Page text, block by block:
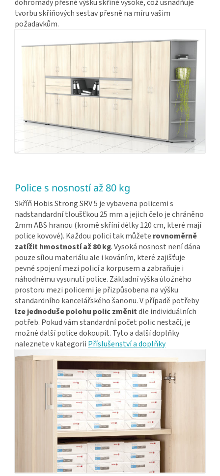
dohromady přesně výšku skříně vysoké, což usnadňuje
tvorbu skříňových sestav přesně na míru vašim
požadavkům.
Police s nosností až 80 kg
Skříň Hobis Strong SRV 5 je vybavena policemi s
nadstandardní tloušťkou 25 mm a jejich čelo je chráněno
2mm ABS hranou (kromě skříní délky 120 cm, které mají
police kovové). Každou polici tak můžete rovnoměrně
zatížit hmostností až 80 kg. Vysoká nosnost není dána
pouze sílou materiálu ale i kováním, které zajišťuje
pevné spojení mezi policí a korpusem a zabraňuje i
náhodnému vysunutí police. Základní výška úložného
prostoru mezi policemi je přizpůsobena na výšku
standardního kancelářského šanonu. V případě potřeby
lze jednoduše polohu polic změnitdle individuálních
potřeb. Pokud vám standardní počet polic nestačí, je
možné další police dokoupit. Tyto a další doplňky
naleznete v kategorii Příslušenství a doplňky